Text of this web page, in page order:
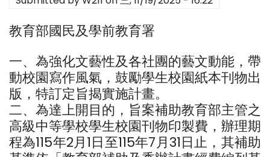
教育部國民及學前教育署
一、為強化文藝性及各社團的藝文動能，帶
動校園寫作風氣，鼓勵學生校園紙本刊物出
版，特訂定旨揭實施計畫。
二、為達上開目的，旨案補助教育部主管之
高級中等學校學生校園刊物印製費，辦理期
程為115年2月1日至115年7月31日止，其補助